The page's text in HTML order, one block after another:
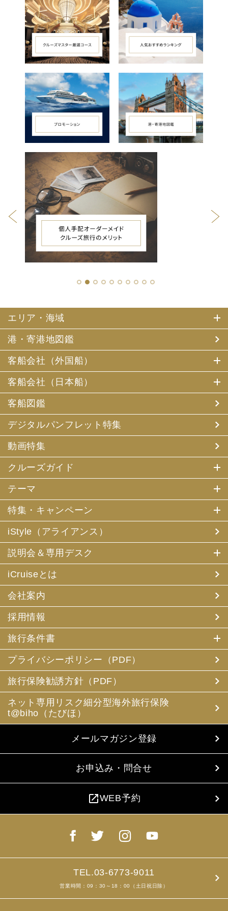
1 2 3 4 5 6 7 8 9 10
エリア・海域
港・寄港地図鑑
客船会社（外国船）
客船会社（日本船）
客船図鑑
デジタルパンフレット特集
動画特集
クルーズガイド
テーマ
特集・キャンペーン
iStyle（アライアンス）
説明会＆専用デスク
iCruiseとは
会社案内
採用情報
旅行条件書
プライバシーポリシー（PDF）
旅行保険勧誘方針（PDF）
ネット専用リスク細分型海外旅行保険
t@biho（たびほ）
メールマガジン登録
お申込み・問合せ
open_in_newWEB予約
TEL.03-6773-9011
営業時間：09：30～18：00（土日祝日除）